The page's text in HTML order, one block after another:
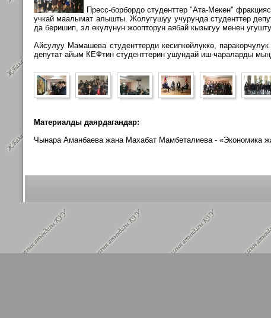
Пресс-борбордо студенттер"Ата-Мекен"
учкай маалымат алышты. Жолугушуу учурунда студенттер
да беришип, эл өкүлүнүн жоопторун аябай кызыгуу менен
Айсулуу Мамашева студенттерди кесипкөйлүккө,
депутат айым КЕФтин студенттерин ушундай иш-чараларды
Материалды даярдагандар:
Чынара Аманбаева жана Махабат Мамбеталиева - «Экономика